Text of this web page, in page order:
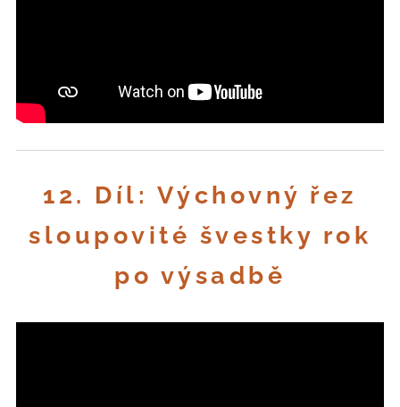
12. Díl: Výchovný řez
sloupovité švestky rok
po výsadbě